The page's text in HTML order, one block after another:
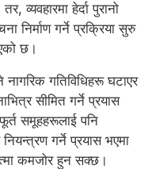
व्यवहारमा हेर्दा पुरानो
निर्माण गर्ने प्रक्रिया सुरु
छ।
गतिविधिहरू घटाएर
सीमित गर्ने प्रयास
समूहहरूलाई पनि
गर्ने प्रयास भएमा
कमजोर हुन सक्छ।